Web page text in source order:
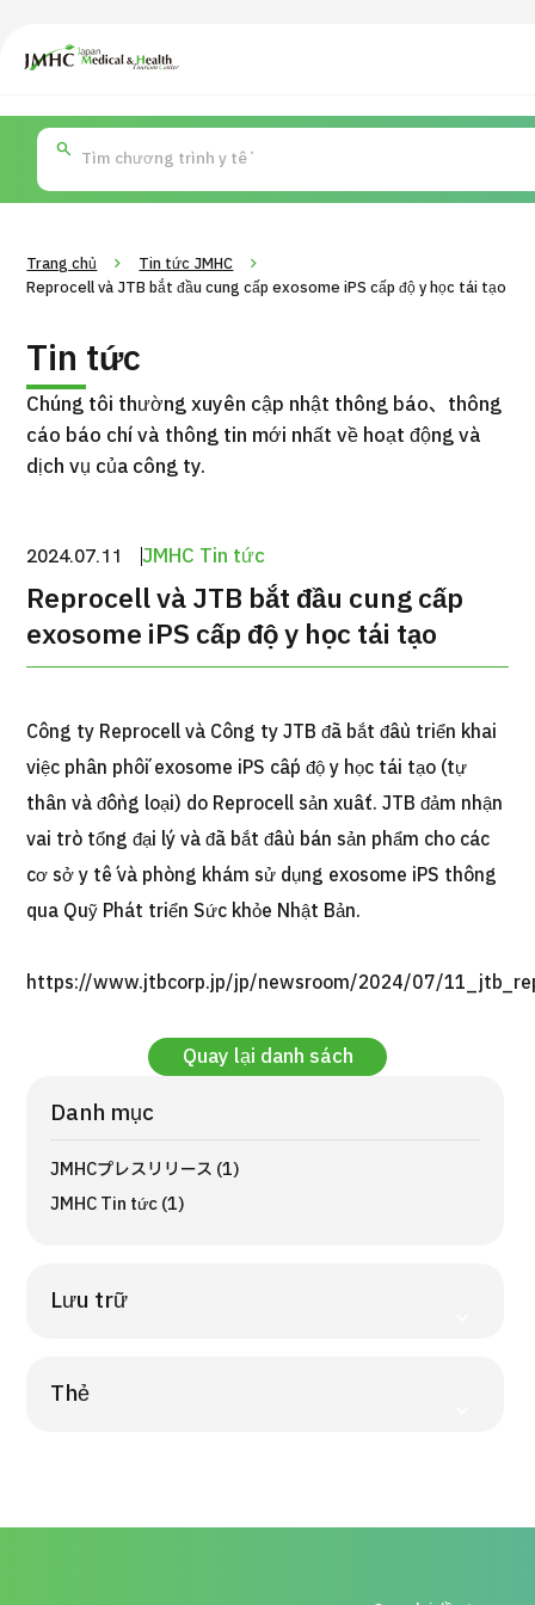
Trung tâm Du lịch Y tế & Sức khỏe Nhật Bản (JMHC)
Về Japan Medical
Tìm theo bộ
phận / bệnh
Tìm theo xét nghiệm /
phương pháp /cách điều trị
Về Japan Medical
Chương trình
Tìm kiếm y học thẩm mỹ
PICK UP PROGRAM
Gói dịch vụ ý kiến y tế thứ hai cho bệnh nhân quốc tế（Bệnh
Kamakura）
2026.01.12
Trang chủ
Tin tức JMHC
Reprocell và JTB bắt đầu cung cấp exosome iPS cấp độ y học tái tạo
Tin tức
Chúng tôi thường xuyên cập nhật thông báo、thông
cáo báo chí và thông tin mới nhất về hoạt động và
dịch vụ của công ty.
2024.07.11 JMHC Tin tức
Reprocell và JTB bắt đầu cung cấp
exosome iPS cấp độ y học tái tạo
Công ty Reprocell và Công ty JTB đã bắt đầu triển khai
việc phân phối exosome iPS cấp độ y học tái tạo (tự
thân và đồng loại) do Reprocell sản xuất. JTB đảm nhận
vai trò tổng đại lý và đã bắt đầu bán sản phẩm cho các
cơ sở y tế và phòng khám sử dụng exosome iPS thông
qua Quỹ Phát triển Sức khỏe Nhật Bản.
https://www.jtbcorp.jp/jp/newsroom/2024/07/
Quay lại danh sách
Danh mục
JMHCプレスリリース (1)
JMHC Tin tức (1)
Lưu trữ
Thẻ